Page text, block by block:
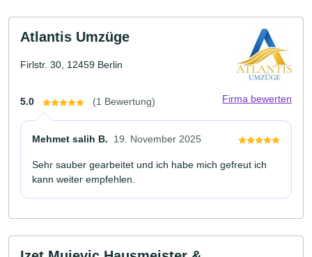
Atlantis Umzüge
Firlstr. 30, 12459 Berlin
5.0 (1 Bewertung) Firma bewerten
Mehmet salih B. 19. November 2025
Sehr sauber gearbeitet und ich habe mich gefreut ich
kann weiter empfehlen.